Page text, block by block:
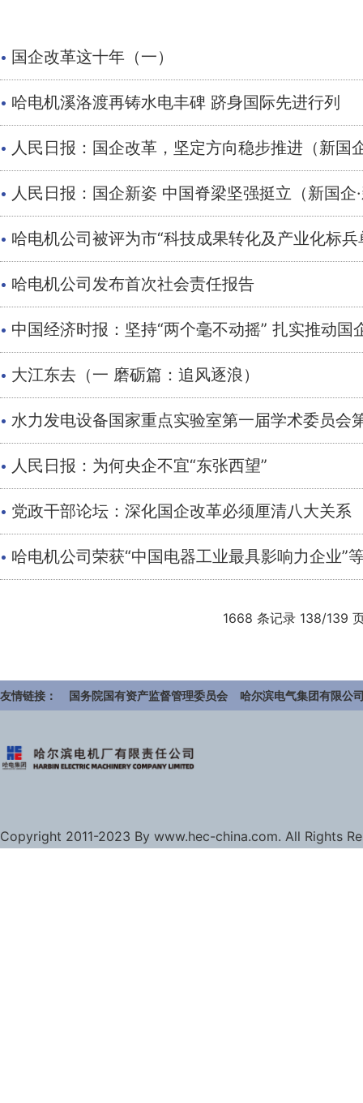
· 国企改革这十年（一）
· 哈电机溪洛渡再铸水电丰碑 跻身国际先进行列
· 人民日报：国企改革，坚定方向稳步推进（新国
· 人民日报：国企新姿 中国脊梁坚强挺立（新国企
· 哈电机公司被评为市“科技成果转化及产业化标兵
· 哈电机公司发布首次社会责任报告
· 中国经济时报：坚持“两个毫不动摇” 扎实推动国
· 大江东去（一 磨砺篇：追风逐浪）
· 水力发电设备国家重点实验室第一届学术委员会
· 人民日报：为何央企不宜“东张西望”
· 党政干部论坛：深化国企改革必须厘清八大关系
· 哈电机公司荣获“中国电器工业最具影响力企业”
1668 条记录 138/139
友情链接： 国务院国有资产监督管理委员会 哈尔滨电气集团有限公
Copyright 2011-2023 By www.hec-china.com. All Rights